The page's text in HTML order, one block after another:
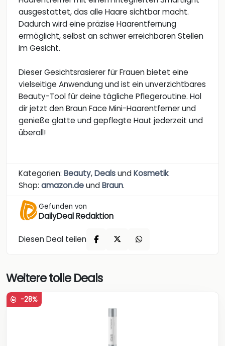
ausgestattet, das alle Haare sichtbar macht.
Dadurch wird eine präzise Haarentfernung
ermöglicht, selbst an schwer erreichbaren Stellen
im Gesicht.
Dieser Gesichtsrasierer für Frauen bietet eine
vielseitige Anwendung und ist ein unverzichtbares
Beauty-Tool für deine tägliche Pflegeroutine. Hol
dir jetzt den Braun Face Mini-Haarentferner und
genieße glatte und gepflegte Haut jederzeit und
überall!
Kategorien: Beauty,DealsundKosmetik.
Shop: amazon.deundBraun.
Gefunden von
DailyDeal Redaktion
Diesen Deal teilen
Weitere tolle Deals
-28%